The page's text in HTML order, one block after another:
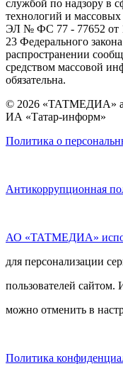
службой по надзору в
технологий и
ЭЛ № ФС 77 - 77652 от
23 Федерального
распространении
средством массовой
обязательна.
© 2026 «ТАТМЕДИА»
ИА «Татар-информ»
Политика о
Антикоррупционная
АО «ТАТМЕДИА»
для персонализации
пользователей сайтом.
можно отменить в
Политика